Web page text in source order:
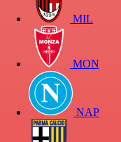
MIL
MON
NAP